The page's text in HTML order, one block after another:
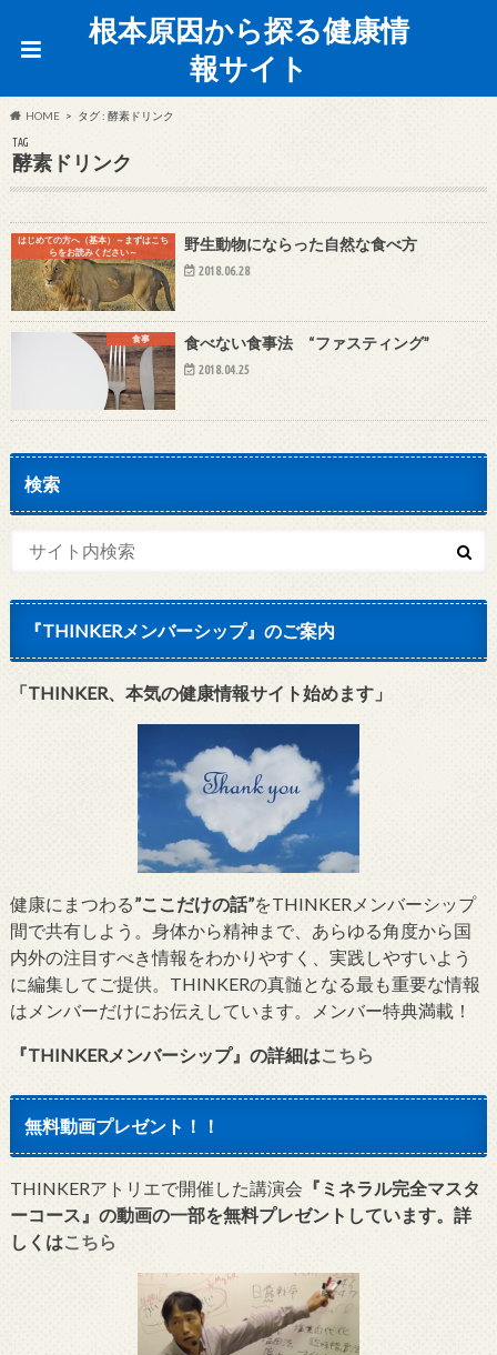
根本原因から探る健康情
報サイト
HOME タグ : 酵素ドリンク
TAG
酵素ドリンク
はじめての方へ（基本）～まずはこち
らをお読みください～
野生動物にならった自然な食べ方
2018.06.28
食事 食べない食事法 “ファスティング”
2018.04.25
検索
『THINKERメンバーシップ』のご案内
「THINKER、本気の健康情報サイト始めます」
健康にまつわる”ここだけの話”をTHINKERメンバーシップ
間で共有しよう。身体から精神まで、あらゆる角度から国
内外の注目すべき情報をわかりやすく、実践しやすいよう
に編集してご提供。THINKERの真髄となる最も重要な情報
はメンバーだけにお伝えしています。メンバー特典満載！
『THINKERメンバーシップ』 の詳細はこちら
無料動画プレゼント！！
THINKERアトリエで開催した講演会 『ミネラル完全マスタ
ーコース』の動画の一部を無料プレゼントしています。詳
しくはこちら